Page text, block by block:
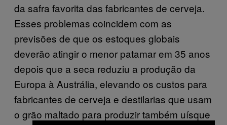
da safra favorita das fabricantes de cerveja.
Esses problemas coincidem com as
previsões de que os estoques globais
deverão atingir o menor patamar em 35 anos
depois que a seca reduziu a produção da
Europa à Austrália, elevando os custos para
fabricantes de cerveja e destilarias que usam
o grão maltado para produzir também uísque